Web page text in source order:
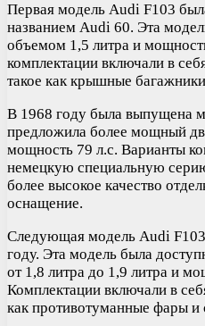
Первая модель Audi F103
названием Audi 60. Эта
объемом 1,5 литра и
комплектации включали в
такое как крышные
В 1968 году была выпущена
предложила более мощный
мощность 79 л.с. Варианты
немецкую специальную
более высокое качество
оснащение.
Следующая модель Audi
году. Эта модель была
от 1,8 литра до 1,9 литра и
Комплектации включали в
как противотуманные фары и